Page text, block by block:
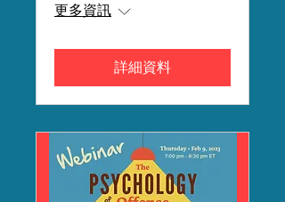
更多資訊
詳細資料